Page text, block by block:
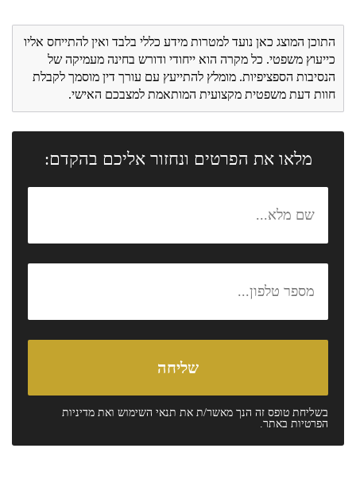
התוכן המוצג כאן נועד למטרות מידע כללי בלבד ואין להתייחס אליו
כייעוץ משפטי. כל מקרה הוא ייחודי ודורש בחינה מעמיקה של
הנסיבות הספציפיות. מומלץ להתייעץ עם עורך דין מוסמך לקבלת
חוות דעת משפטית מקצועית המותאמת למצבכם האישי.
מלאו את הפרטים ונחזור אליכם בהקדם:
בשליחת טופס זה הנך מאשר/ת את תנאי השימוש ואת מדיניות
הפרטיות באתר.